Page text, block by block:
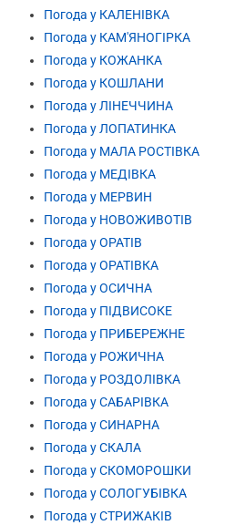
Погода у КАЛЕНІВКА
Погода у КАМ'ЯНОГІРКА
Погода у КОЖАНКА
Погода у КОШЛАНИ
Погода у ЛІНЕЧЧИНА
Погода у ЛОПАТИНКА
Погода у МАЛА РОСТІВКА
Погода у МЕДІВКА
Погода у МЕРВИН
Погода у НОВОЖИВОТІВ
Погода у ОРАТІВ
Погода у ОРАТІВКА
Погода у ОСИЧНА
Погода у ПІДВИСОКЕ
Погода у ПРИБЕРЕЖНЕ
Погода у РОЖИЧНА
Погода у РОЗДОЛІВКА
Погода у САБАРІВКА
Погода у СИНАРНА
Погода у СКАЛА
Погода у СКОМОРОШКИ
Погода у СОЛОГУБІВКА
Погода у СТРИЖАКІВ